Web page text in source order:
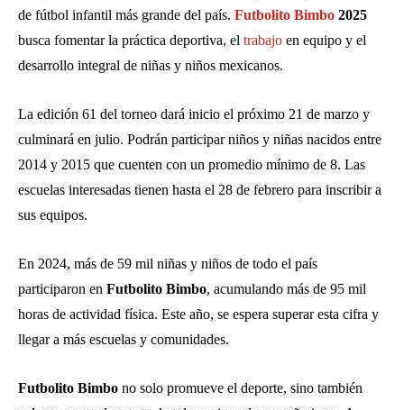
de fútbol infantil más grande del país. Futbolito Bimbo 2025
busca fomentar la práctica deportiva, el trabajo en equipo y el
desarrollo integral de niñas y niños mexicanos.
La edición 61 del torneo dará inicio el próximo 21 de marzo y
culminará en julio. Podrán participar niños y niñas nacidos entre
2014 y 2015 que cuenten con un promedio mínimo de 8. Las
escuelas interesadas tienen hasta el 28 de febrero para inscribir a
sus equipos.
En 2024, más de 59 mil niñas y niños de todo el país
participaron en Futbolito Bimbo, acumulando más de 95 mil
horas de actividad física. Este año, se espera superar esta cifra y
llegar a más escuelas y comunidades.
Futbolito Bimbo no solo promueve el deporte, sino también